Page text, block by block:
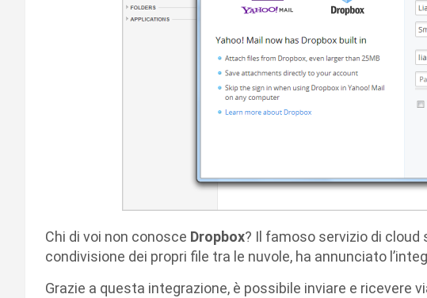
Chi di voi non conosce Dropbox? Il famoso servizio di
condivisione dei propri file tra le nuvole, ha annunciato
Grazie a questa integrazione, è possibile inviare e ricevere